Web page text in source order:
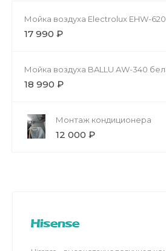
Мойка воздуха Electrolux EHW-620
17 990 ₽
Мойка воздуха BALLU AW-340
18 990 ₽
Монтаж кондиционера
12 000 ₽